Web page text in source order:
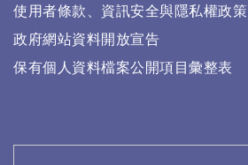
使用者條款、資訊安全與隱私權政策
政府網站資料開放宣告
保有個人資料檔案公開項目彙整表